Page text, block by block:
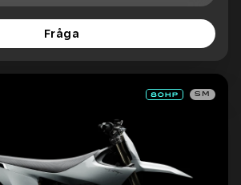
Fråga
SM